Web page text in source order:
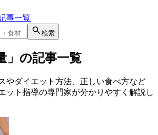
事一覧
検索
」の記事一覧
やダイエット方法、正しい食べ方など
ット指導の専門家が分かりやすく解説し